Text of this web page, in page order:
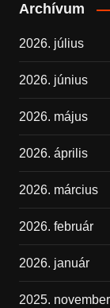
Archívum
2026. július
2026. június
2026. május
2026. április
2026. március
2026. február
2026. január
2025. november